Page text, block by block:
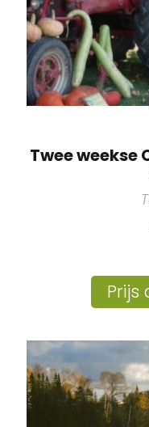
Twee
Prijs